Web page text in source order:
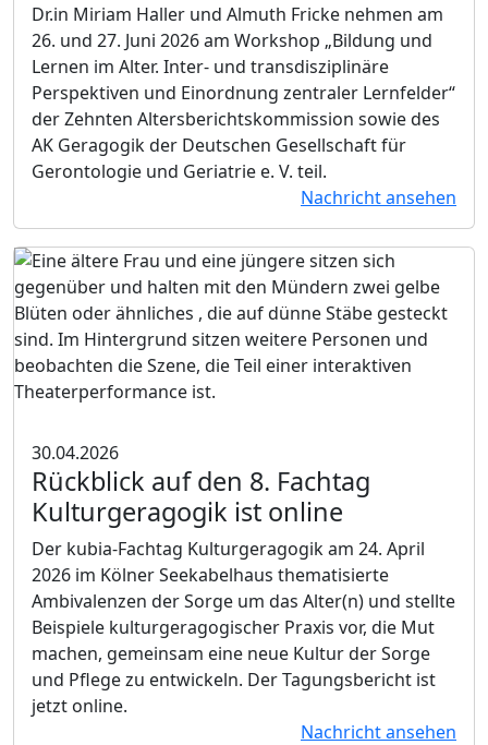
Dr.in Miriam Haller und Almuth Fricke nehmen am
26. und 27. Juni 2026 am Workshop „Bildung und
Lernen im Alter. Inter- und transdisziplinäre
Perspektiven und Einordnung zentraler Lernfelder“
der Zehnten Altersberichtskommission sowie des
AK Geragogik der Deutschen Gesellschaft für
Gerontologie und Geriatrie e. V. teil.
Nachricht ansehen
30.04.2026
Rückblick auf den 8. Fachtag
Kulturgeragogik ist online
Der kubia-Fachtag Kulturgeragogik am 24. April
2026 im Kölner Seekabelhaus thematisierte
Ambivalenzen der Sorge um das Alter(n) und stellte
Beispiele kulturgeragogischer Praxis vor, die Mut
machen, gemeinsam eine neue Kultur der Sorge
und Pflege zu entwickeln. Der Tagungsbericht ist
jetzt online.
Nachricht ansehen